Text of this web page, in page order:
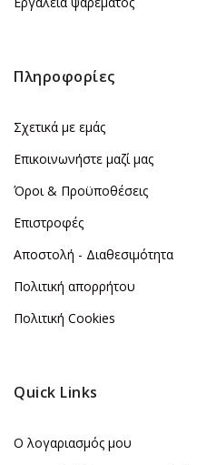
Πληροφορίες
Σχετικά με εμάς
Επικοινωνήστε μαζί μας
Όροι & Προϋποθέσεις
Επιστροφές
Αποστολή - Διαθεσιμότητα
Πολιτική απορρήτου
Πολιτική Cookies
Quick Links
Ο λογαριασμός μου